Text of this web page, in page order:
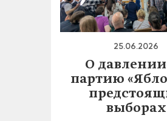
25.06.2026
О
партию
выборах